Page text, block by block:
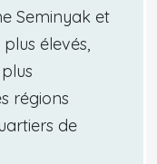
Seminyak et
élevés,
régions
de